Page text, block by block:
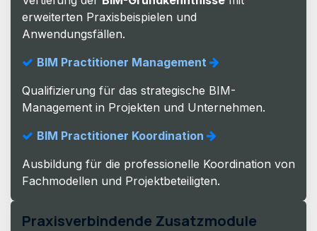
erweiterten Praxisbeispielen und
Anwendungsfällen.
BIM Practitioner Management
Qualifizierung für das strategische BIM-
Management in Projekten und Unternehmen.
BIM Practitioner Koordination
Ausbildung für die professionelle Koordination von
Fachmodellen und Projektbeteiligten.
Praxisverbindende Zusatzmodule